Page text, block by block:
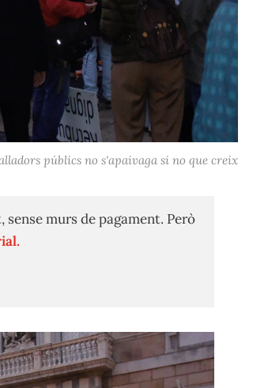
públics no s'apaivaga si no que creix
murs de pagament. Però